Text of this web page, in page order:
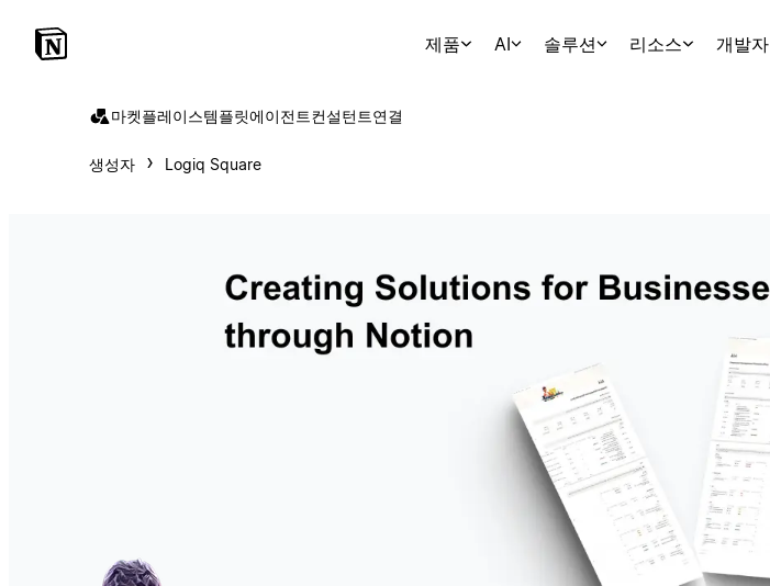
제품 AI 솔루션 리소스 개발자
마켓플레이스템플릿에이전트컨설턴트연결
생성자 Logiq Square